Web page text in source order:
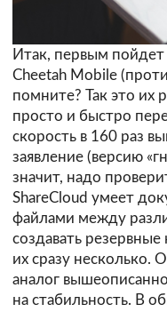
Итак, первым
Cheetah Mobile
помните? Так это их
просто и быстро
скорость в 160 раз
заявление (версию
значит, надо
ShareCloud умеет
файлами между
создавать
их сразу несколько.
аналог
на стабильность. В